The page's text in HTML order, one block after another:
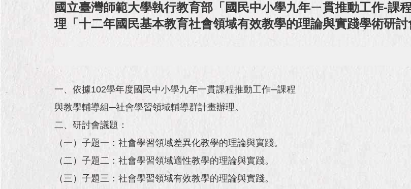
國立臺灣師範大學執行教育部「國民中小學九年ㄧ貫推動工作-課
理「十二年國民基本教育社會領域有效教學的理論與實踐學術研討
一、依據102學年度國民中小學九年一貫課程推動工作─課程
與教學輔導組─社會學習領域輔導群計畫辦理。
二、研討會議題：
（一）子題一：社會學習領域差異化教學的理論與實踐。
（二）子題二：社會學習領域適性教學的理論與實踐。
（三）子題三：社會學習領域有效教學的理論與實踐。